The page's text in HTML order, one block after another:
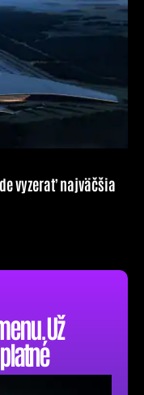
Už
vyzerať najväčšia